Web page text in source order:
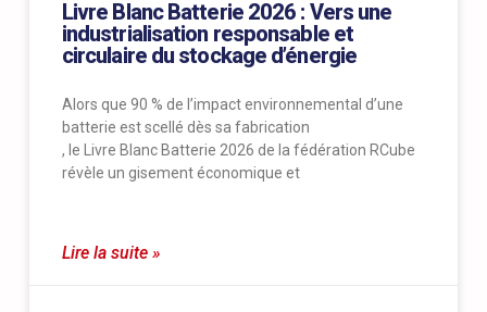
Livre Blanc Batterie 2026 : Vers une
industrialisation responsable et
circulaire du stockage d’énergie
Alors que 90 % de l’impact environnemental d’une
batterie est scellé dès sa fabrication
, le Livre Blanc Batterie 2026 de la fédération RCube
révèle un gisement économique et
Lire la suite »